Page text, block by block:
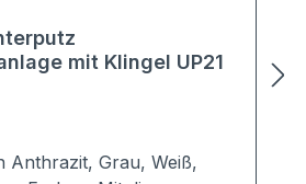
mit Klingel UP21
Anthrazit, Grau, Weiß,